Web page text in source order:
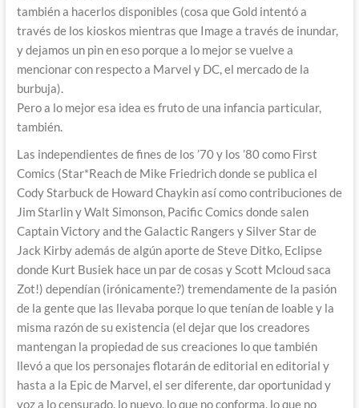
también a hacerlos disponibles (cosa que Gold intentó a
través de los kioskos mientras que Image a través de inundar,
y dejamos un pin en eso porque a lo mejor se vuelve a
mencionar con respecto a Marvel y DC, el mercado de la
burbuja).
Pero a lo mejor esa idea es fruto de una infancia particular,
también.
Las independientes de fines de los ’70 y los ’80 como First
Comics (Star*Reach de Mike Friedrich donde se publica el
Cody Starbuck de Howard Chaykin así como contribuciones de
Jim Starlin y Walt Simonson, Pacific Comics donde salen
Captain Victory and the Galactic Rangers y Silver Star de
Jack Kirby además de algún aporte de Steve Ditko, Eclipse
donde Kurt Busiek hace un par de cosas y Scott Mcloud saca
Zot!) dependían (irónicamente?) tremendamente de la pasión
de la gente que las llevaba porque lo que tenían de loable y la
misma razón de su existencia (el dejar que los creadores
mantengan la propiedad de sus creaciones lo que también
llevó a que los personajes flotarán de editorial en editorial y
hasta a la Epic de Marvel, el ser diferente, dar oportunidad y
voz a lo censurado, lo nuevo, lo que no conforma, lo que no